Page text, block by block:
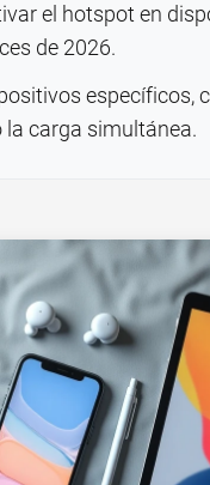
el hotspot en
de 2026.
específicos,
carga simultánea.